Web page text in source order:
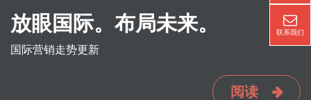
放眼国际。布局未来。
国际营销走势更新
阅读
联系我们